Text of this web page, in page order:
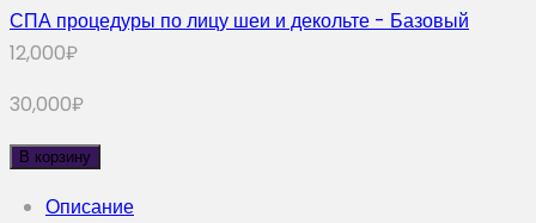
СПА процедуры по лицу шеи и декольте - Базовый
12,000₽
30,000₽
В корзину
Описание